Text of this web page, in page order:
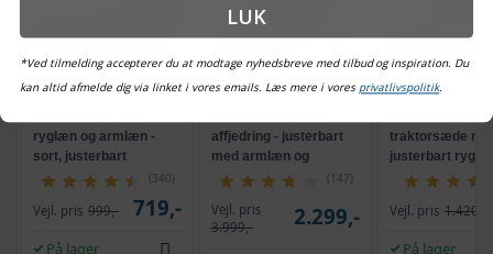
ryglæn og armlæn -
sort, justerbart
(340)
Vejl. pris 999,- 719,-
På lager
affjedring - justerbart
med armlæn og
nakkestøtte
(147)
Vejl. pris
3.999,-
2.299,-
traktorsæde
justerbart
Vejl. pris 1.420,-
På lager
LUK
*Ved tilmelding accepterer du at modtage nyhedsbreve med tilbud og inspiration. Du
kan altid afmelde dig via linket i vores emails. Læs mere i vores privatlivspolitik.